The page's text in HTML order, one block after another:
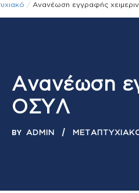
/ Ανανέωση εγγραφής
Ανανέωση
ΟΣΥΛ
BY ADMIN